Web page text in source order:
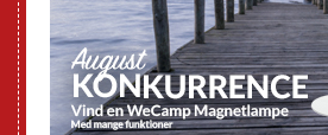
Nye Autocampere og Vans
Brugte Campingvogne
Brugte Autocampere og Vans
Webshop